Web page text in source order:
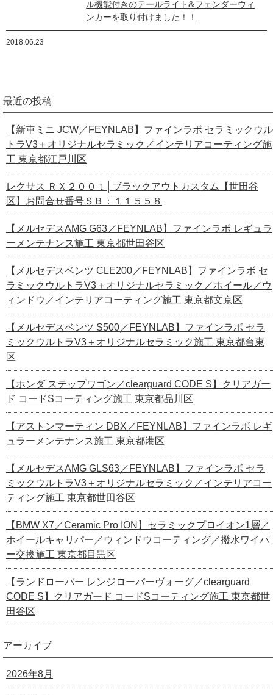
ル機能付きのテールライト&フェンダーウィ
ンカーを取り付けました！！
2018.06.23
最近の投稿
【新車ミニ JCW／FEYNLAB】ファインラボ セラミックウル
トラV3＋オリジナルセラミック／インテリアコーティング施
工 東京都江戸川区
レクサス ＲＸ２００ｔ│ブラックアウトカスタム【世田谷
区】お問合せ番号ＳＢ：１１５５８
【メルセデスAMG G63／FEYNLAB】ファインラボ レギュラ
ーメンテナンス施工 東京都世田谷区
【メルセデスベンツ CLE200／FEYNLAB】ファインラボ セ
ラミックウルトラV3＋オリジナルセラミック／ホイール／ウ
ィンドウ／インテリアコーティング施工 東京都文京区
【メルセデスベンツ S500／FEYNLAB】ファインラボ セラ
ミックウルトラV3＋オリジナルセラミック施工 東京都台東
区
【ホンダ ステップワゴン／clearguard CODE S】クリアガー
ド コードSコーティング施工 東京都品川区
【アストンマーティン DBX／FEYNLAB】ファインラボ レギ
ュラーメンテナンス施工 東京都港区
【メルセデスAMG GLS63／FEYNLAB】ファインラボ セラ
ミックウルトラV3＋オリジナルセラミック／インテリアコー
ティング施工 東京都世田谷区
【BMW X7／Ceramic Pro ION】セラミックプロイオン1層／
ホイールキャリパー／ウィンドウコーティング／撥水ワイパ
ー交換施工 東京都目黒区
【ランドローバー レンジローバーヴォーグ／clearguard
CODE S】クリアガード コードSコーティング施工 東京都世
田谷区
アーカイブ
2026年8月